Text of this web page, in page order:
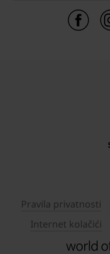
Pravila privatnosti
Internet kolačići